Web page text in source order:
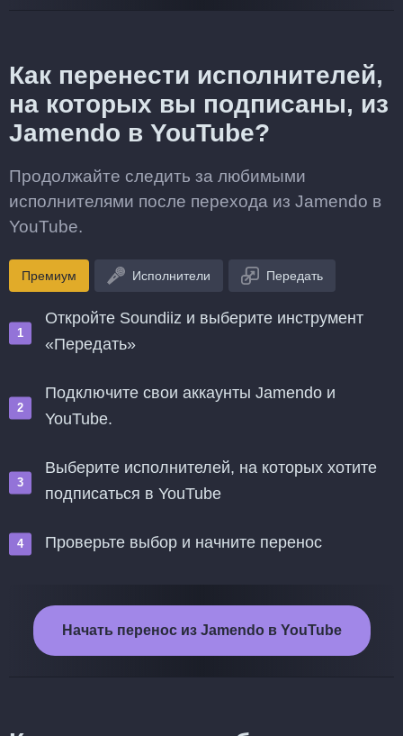
Как перенести исполнителей,
на которых вы подписаны, из
Jamendo в YouTube?
Продолжайте следить за любимыми
исполнителями после перехода из Jamendo в
YouTube.
Премиум Исполнители Передать
Откройте Soundiiz и выберите инструмент
«Передать»
Подключите свои аккаунты Jamendo и
YouTube.
Выберите исполнителей, на которых хотите
подписаться в YouTube
Проверьте выбор и начните перенос
Начать перенос из Jamendo в YouTube